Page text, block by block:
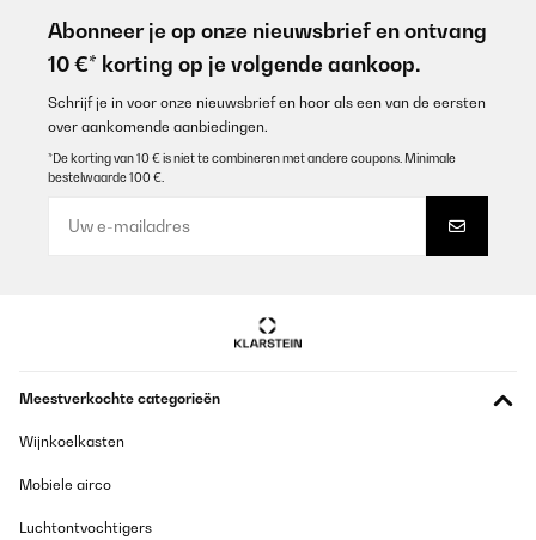
Petit bémol le diamètre est un peu juste pour un repas entre amis
compter pour 3/4 personnes.
Utilisateur d'Amazon
verarbeitet, kann ich nur empfehlen…
Amazon-Benutzer
Abonneer je op onze nieuwsbrief en ontvang
10 €* korting op je volgende aankoop.
Schrijf je in voor onze nieuwsbrief en hoor als een van de eersten
over aankomende aanbiedingen.
*De korting van 10 € is niet te combineren met andere coupons. Minimale
bestelwaarde 100 €.
Meestverkochte categorieën
Wijnkoelkasten
Mobiele airco
Luchtontvochtigers